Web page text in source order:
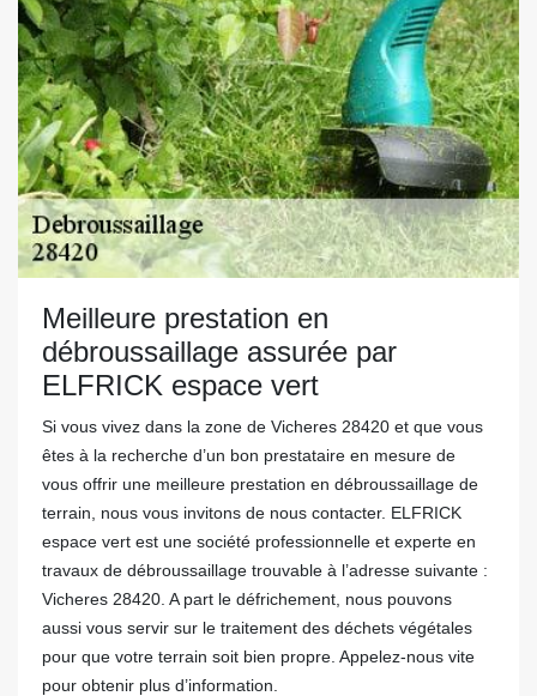
Meilleure prestation en
débroussaillage assurée par
ELFRICK espace vert
Si vous vivez dans la zone de Vicheres 28420 et que vous
êtes à la recherche d’un bon prestataire en mesure de
vous offrir une meilleure prestation en débroussaillage de
terrain, nous vous invitons de nous contacter. ELFRICK
espace vert est une société professionnelle et experte en
travaux de débroussaillage trouvable à l’adresse suivante :
Vicheres 28420. A part le défrichement, nous pouvons
aussi vous servir sur le traitement des déchets végétales
pour que votre terrain soit bien propre. Appelez-nous vite
pour obtenir plus d’information.